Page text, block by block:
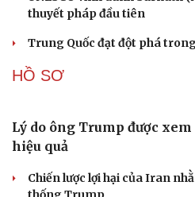
Mỹ sẽ có học thuyết hạt nhân
Quốc và Nga
Lỗ hổng khiến phòng không